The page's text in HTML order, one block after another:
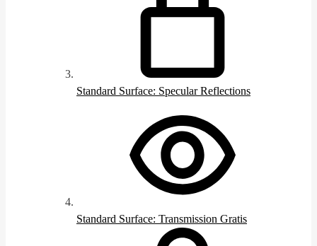
Standard Surface: Specular Reflections
Standard Surface: Transmission Gratis